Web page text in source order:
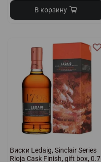
В корзину
Виски Ledaig, Sinclair Series
Rioja Cask Finish, gift box, 0.7